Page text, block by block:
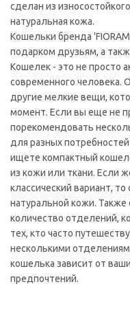
сделан из
натуральная кожа.
Кошельки бренда
подарком друзьям, а
Кошелек - это не просто
современного человека.
другие мелкие вещи,
момент. Если вы еще не
порекомендовать
для разных
ищете компактный
из кожи или ткани. Если
классический вариант,
натуральной кожи. Также
количество отделений,
тех, кто часто
несколькими
кошелька зависит от
предпочтений.